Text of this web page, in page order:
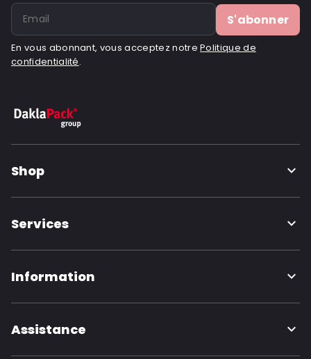
S'abonner
En vous abonnant, vous acceptez notrePolitique de
confidentialité.
Shop
Services
Information
Assistance